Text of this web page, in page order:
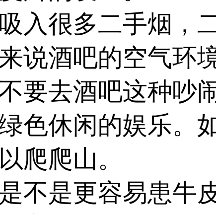
很多二手烟，二
说酒吧的空气环
要去酒吧这种吵
色休闲的娱乐。
爬爬山。
是更容易患牛皮